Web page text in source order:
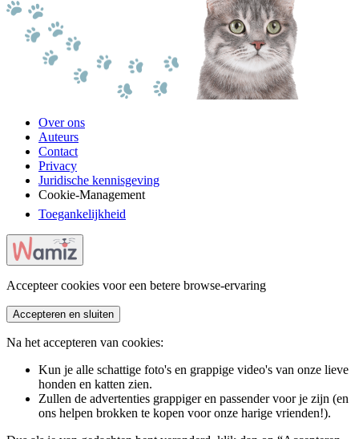
Over ons
Auteurs
Contact
Privacy
Juridische kennisgeving
Cookie-Management
Toegankelijkheid
Accepteer cookies voor een betere browse-ervaring
Accepteren en sluiten
Na het accepteren van cookies:
Kun je alle schattige foto's en grappige video's van onze lieve
honden en katten zien.
Zullen de advertenties grappiger en passender voor je zijn (en
ons helpen brokken te kopen voor onze harige vrienden!).